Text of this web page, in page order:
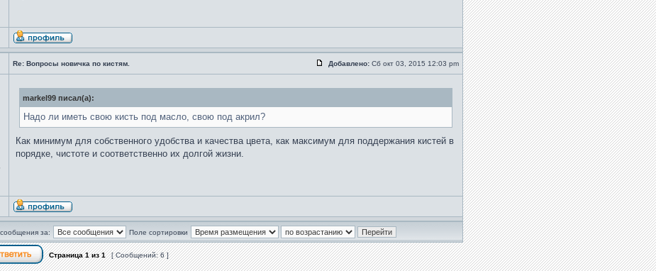
Re: Вопросы новичка по кистям. Добавлено: Сб окт 03, 2015 12:03 pm
markel99 писал(а):
Надо ли иметь свою кисть под масло, свою под акрил?
Как минимум для собственного удобства и качества цвета, как максимум для поддержания кистей в
порядке, чистоте и соответственно их долгой жизни.
за: Поле сортировки
Страница1из1 [ Сообщений: 6 ]